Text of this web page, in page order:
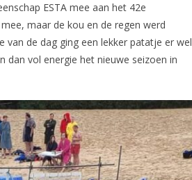
ESTA mee aan het 42e
maar de kou en de regen werd
van de dag ging een lekker patatje er wel
dan vol energie het nieuwe seizoen in